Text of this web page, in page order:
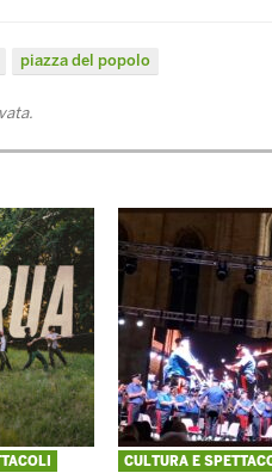
piazza del popolo
CULTURA E